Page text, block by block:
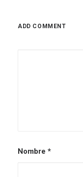
ADD COMMENT
Nombre *